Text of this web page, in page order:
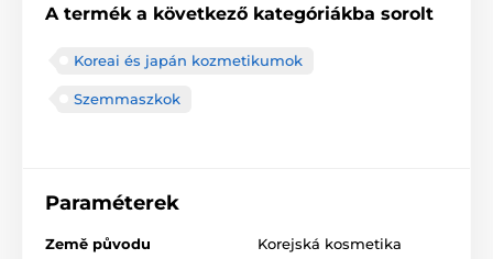
A termék a következő kategóriákba sorolt
Koreai és japán kozmetikumok
Szemmaszkok
Paraméterek
Země původu Korejská kosmetika